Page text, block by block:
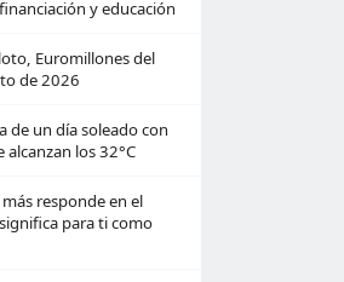
y educación
Euromillones del
de 2026
de un día soleado con
los 32°C
responde en el
para ti como